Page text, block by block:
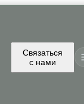
Связаться
с нами